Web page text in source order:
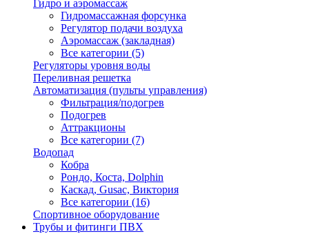
Гидро и аэромассаж
Гидромассажная форсунка
Регулятор подачи воздуха
Аэромассаж (закладная)
Все категории (5)
Регуляторы уровня воды
Переливная решетка
Автоматизация (пульты управления)
Фильтрация/подогрев
Подогрев
Аттракционы
Все категории (7)
Водопад
Кобра
Рондо, Коста, Dolphin
Каскад, Gusac, Виктория
Все категории (16)
Спортивное оборудование
Трубы и фитинги ПВХ